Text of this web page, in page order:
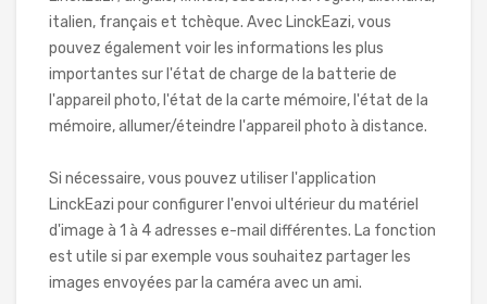
italien, français et tchèque. Avec LinckEazi, vous
pouvez également voir les informations les plus
importantes sur l'état de charge de la batterie de
l'appareil photo, l'état de la carte mémoire, l'état de la
mémoire, allumer/éteindre l'appareil photo à distance.
Si nécessaire, vous pouvez utiliser l'application
LinckEazi pour configurer l'envoi ultérieur du matériel
d'image à 1 à 4 adresses e-mail différentes. La fonction
est utile si par exemple vous souhaitez partager les
images envoyées par la caméra avec un ami.